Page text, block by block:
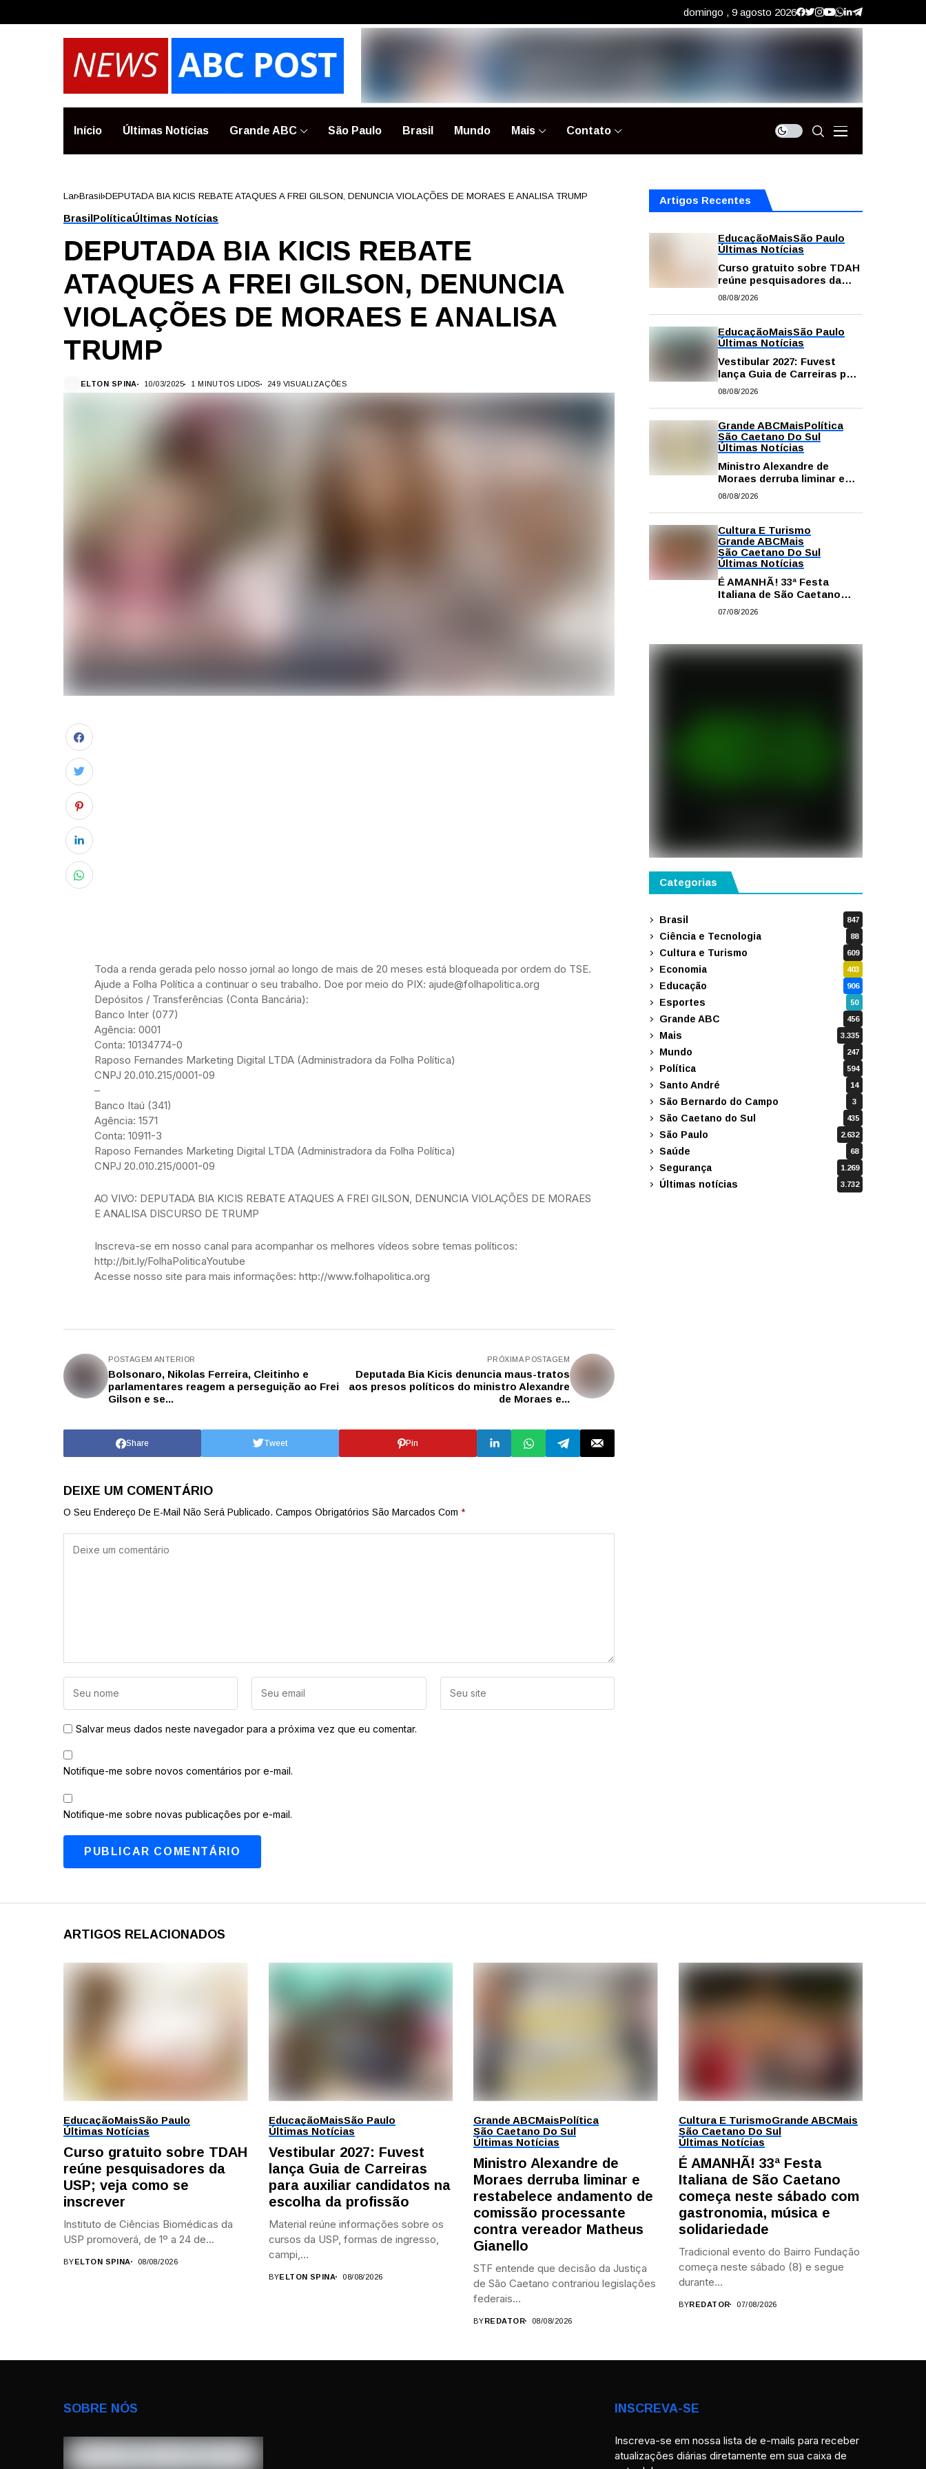
domingo , 9 agosto 2026
Início Últimas Notícias Grande ABC São Paulo Brasil Mundo Mais Contato
Lar Brasil DEPUTADA BIA KICIS REBATE ATAQUES A FREI GILSON, DENUNCIA VIOLAÇÕES DE MORAES E ANALISA TRUMP
BrasilPolíticaÚltimas Notícias
DEPUTADA BIA KICIS REBATE
ATAQUES A FREI GILSON, DENUNCIA
VIOLAÇÕES DE MORAES E ANALISA
TRUMP
ELTON SPINA 10/03/2025 1 MINUTOS LIDOS 249 VISUALIZAÇÕES
Toda a renda gerada pelo nosso jornal ao longo de mais de 20 meses está bloqueada por ordem do TSE.
Ajude a Folha Política a continuar o seu trabalho. Doe por meio do PIX: ajude@folhapolitica.org
Depósitos / Transferências (Conta Bancária):
Banco Inter (077)
Agência: 0001
Conta: 10134774-0
Raposo Fernandes Marketing Digital LTDA (Administradora da Folha Política)
CNPJ 20.010.215/0001-09
–
Banco Itaú (341)
Agência: 1571
Conta: 10911-3
Raposo Fernandes Marketing Digital LTDA (Administradora da Folha Política)
CNPJ 20.010.215/0001-09
AO VIVO: DEPUTADA BIA KICIS REBATE ATAQUES A FREI GILSON, DENUNCIA VIOLAÇÕES DE MORAES
E ANALISA DISCURSO DE TRUMP
Inscreva-se em nosso canal para acompanhar os melhores vídeos sobre temas políticos:
http://bit.ly/FolhaPoliticaYoutube
Acesse nosso site para mais informações: http://www.folhapolitica.org
POSTAGEM ANTERIOR
Bolsonaro, Nikolas Ferreira, Cleitinho e
parlamentares reagem a perseguição ao Frei
Gilson e se...
PRÓXIMA POSTAGEM
Deputada Bia Kicis denuncia maus-tratos
aos presos políticos do ministro Alexandre
de Moraes e...
Share Tweet Pin
DEIXE UM COMENTÁRIO
O Seu Endereço De E-Mail Não Será Publicado. Campos Obrigatórios São Marcados Com *
Salvar meus dados neste navegador para a próxima vez que eu comentar.
Notifique-me sobre novos comentários por e-mail.
Notifique-me sobre novas publicações por e-mail.
Artigos Recentes
EducaçãoMaisSão Paulo
Últimas Notícias
Curso gratuito sobre TDAH
reúne pesquisadores da
USP; veja como se
08/08/2026
EducaçãoMaisSão Paulo
Últimas Notícias
Vestibular 2027: Fuvest
lança Guia de Carreiras para
auxiliar candidatos na
08/08/2026
Grande ABCMaisPolítica
São Caetano Do Sul
Últimas Notícias
Ministro Alexandre de
Moraes derruba liminar e
restabelece andamento de
contra vereador Matheus
Gianello
08/08/2026
Cultura E Turismo
Grande ABCMais
São Caetano Do Sul
Últimas Notícias
É AMANHÃ! 33ª Festa
Italiana de São Caetano
começa neste sábado com
07/08/2026
Categorias
Brasil 847
Ciência e Tecnologia 88
Cultura e Turismo 609
Economia 403
Educação 906
Esportes 50
Grande ABC 456
Mais 3.335
Mundo 247
Política 594
Santo André 14
São Bernardo do Campo 3
São Caetano do Sul 435
São Paulo 2.632
Saúde 68
Segurança 1.269
Últimas notícias 3.732
ARTIGOS RELACIONADOS
EducaçãoMaisSão Paulo
Últimas Notícias
Curso gratuito sobre TDAH
reúne pesquisadores da
USP; veja como se
inscrever
Instituto de Ciências Biomédicas da
USP promoverá, de 1º a 24 de...
BYELTON SPINA 08/08/2026
EducaçãoMaisSão Paulo
Últimas Notícias
Vestibular 2027: Fuvest
lança Guia de Carreiras
para auxiliar candidatos na
escolha da profissão
Material reúne informações sobre os
cursos da USP, formas de ingresso,
campi,...
BYELTON SPINA 08/08/2026
Grande ABCMaisPolítica
São Caetano Do Sul
Últimas Notícias
Ministro Alexandre de
Moraes derruba liminar e
restabelece andamento de
comissão processante
contra vereador Matheus
Gianello
STF entende que decisão da Justiça
de São Caetano contrariou legislações
federais...
BYREDATOR 08/08/2026
Cultura E TurismoGrande ABCMais
São Caetano Do Sul
Últimas Notícias
É AMANHÃ! 33ª Festa
Italiana de São Caetano
começa neste sábado com
gastronomia, música e
solidariedade
Tradicional evento do Bairro Fundação
começa neste sábado (8) e segue
durante...
BYREDATOR 07/08/2026
SOBRE NÓS INSCREVA-SE
Inscreva-se em nossa lista de e-mails para receber
atualizações diárias diretamente em sua caixa de